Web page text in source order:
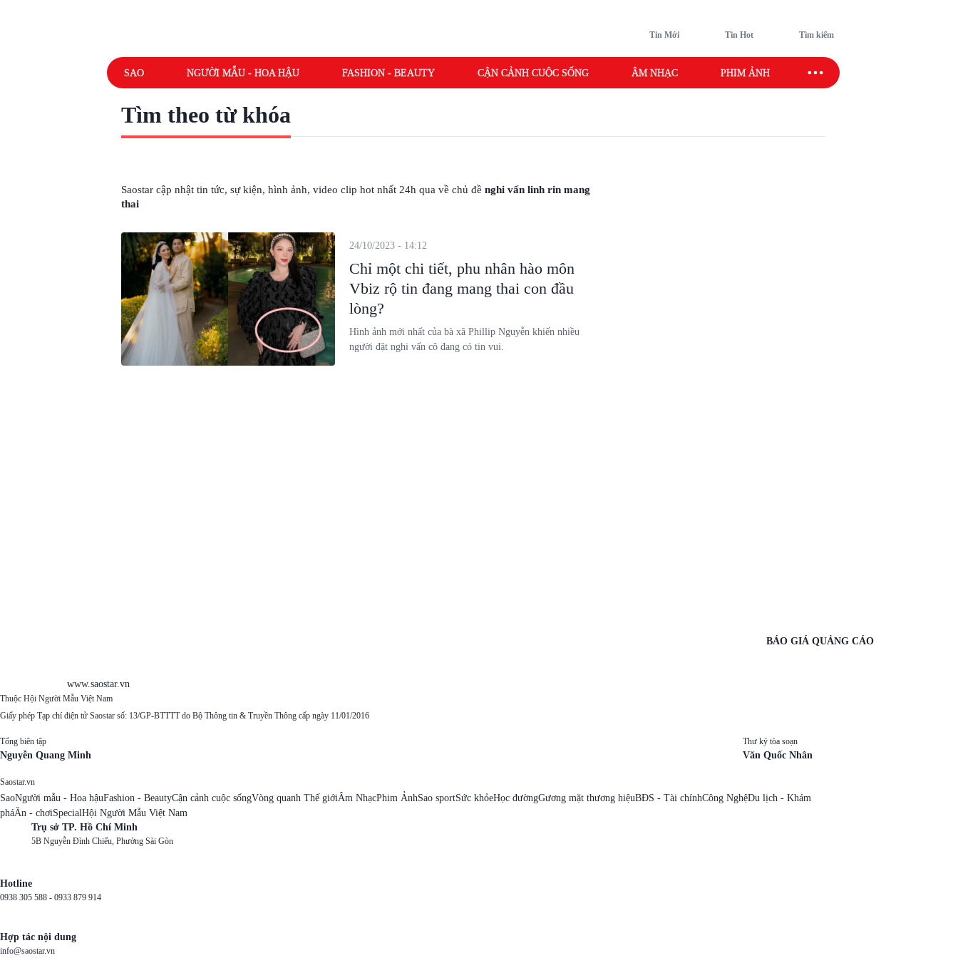
Tin Mới Tin Hot Tìm kiếm
SAO NGƯỜI MẪU - HOA HẬU FASHION - BEAUTY CẬN CẢNH CUỘC SỐNG ÂM NHẠC PHIM ẢNH SAO SPORT
Tìm theo từ khóa
Saostar cập nhật tin tức, sự kiện, hình ảnh, video clip hot nhất 24h qua về chủ đề nghi vấn linh rin mang
thai
Chỉ một chi tiết, phu nhân hào môn
Vbiz rộ tin đang mang thai con đầu
lòng?
24/10/2023 - 14:12
Hình ảnh mới nhất của bà xã Phillip Nguyễn khiến nhiều
người đặt nghi vấn cô đang có tin vui.
www.saostar.vn
BÁO GIÁ QUẢNG CÁO
Thuộc Hội Người Mẫu Việt Nam
Giấy phép Tạp chí điện tử Saostar số: 13/GP-BTTTT do Bộ Thông tin & Truyền Thông cấp ngày 11/01/2016
Tổng biên tập
Nguyễn Quang Minh
Thư ký tòa soạn
Văn Quốc Nhân
Saostar.vn
SaoNgười mẫu - Hoa hậuFashion - BeautyCận cảnh cuộc sốngVòng quanh Thế giớiÂm NhạcPhim ẢnhSao sportSức khỏeHọc đườngGương mặt thương hiệuBĐS - Tài chínhCông NghệDu lịch - Khám
pháĂn - chơiSpecialHội Người Mẫu Việt Nam
Trụ sở TP. Hồ Chí Minh
5B Nguyễn Đình Chiểu, Phường Sài Gòn
Hotline
0938 305 588 - 0933 879 914
Hợp tác nội dung
info@saostar.vn